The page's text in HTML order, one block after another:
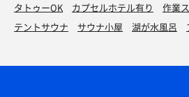
タトゥーOK
カプセルホテル有り
作業
テントサウナ
サウナ小屋 湖が水風呂